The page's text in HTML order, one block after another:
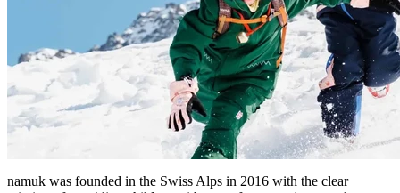
namuk was founded in the Swiss Alps in 2016 with the clear